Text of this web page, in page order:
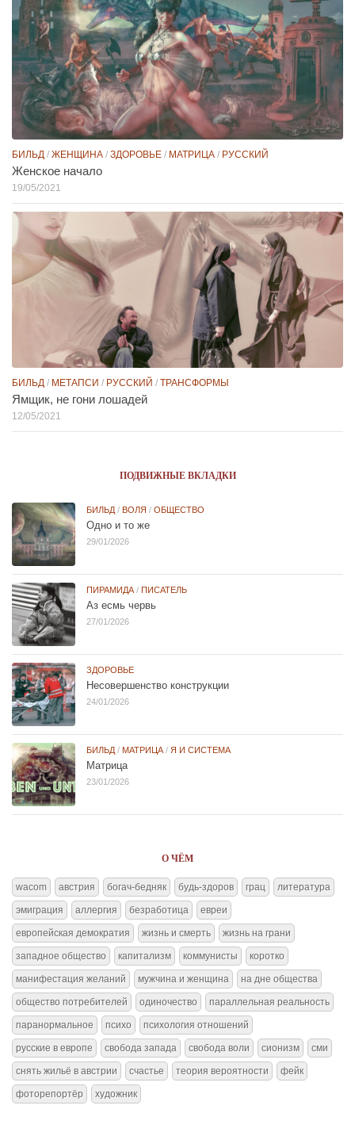
БИЛЬД / ЖЕНЩИНА / ЗДОРОВЬЕ / МАТРИЦА / РУССКИЙ
Женское начало
19/05/2021
БИЛЬД / МЕТАПСИ / РУССКИЙ / ТРАНСФОРМЫ
Ямщик, не гони лошадей
12/05/2021
ПОДВИЖНЫЕ ВКЛАДКИ
БИЛЬД / ВОЛЯ / ОБЩЕСТВО
Одно и то же
29/01/2026
ПИРАМИДА / ПИСАТЕЛЬ
Аз есмь червь
27/01/2026
ЗДОРОВЬЕ
Несовершенство конструкции
24/01/2026
БИЛЬД / МАТРИЦА / Я И СИСТЕМА
Матрица
23/01/2026
О ЧЁМ
wacom австрия богач-бедняк будь-здоров грац литература
эмиграция аллергия безработица евреи
европейская демократия жизнь и смерть жизнь на грани
западное общество капитализм коммунисты коротко
манифестация желаний мужчина и женщина на дне общества
общество потребителей одиночество параллельная реальность
паранормальное психо психология отношений
русские в европе свобода запада свобода воли сионизм сми
снять жильё в австрии счастье теория вероятности фейк
фоторепортёр художник